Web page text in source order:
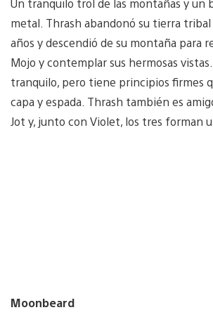
metal. Thrash abandonó su tierra tribal
años y descendió de su montaña para
Mojo y contemplar sus hermosas
tranquilo, pero tiene principios firmes
capa y espada. Thrash también es
Jot y, junto con Violet, los tres forman
Moonbeard